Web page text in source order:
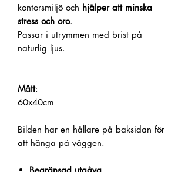
kontorsmiljö och hjälper att minska
stress och oro.
Passar i utrymmen med brist på
naturlig ljus.
Mått:
60x40cm
Bilden har en hållare på baksidan för
att hänga på väggen.